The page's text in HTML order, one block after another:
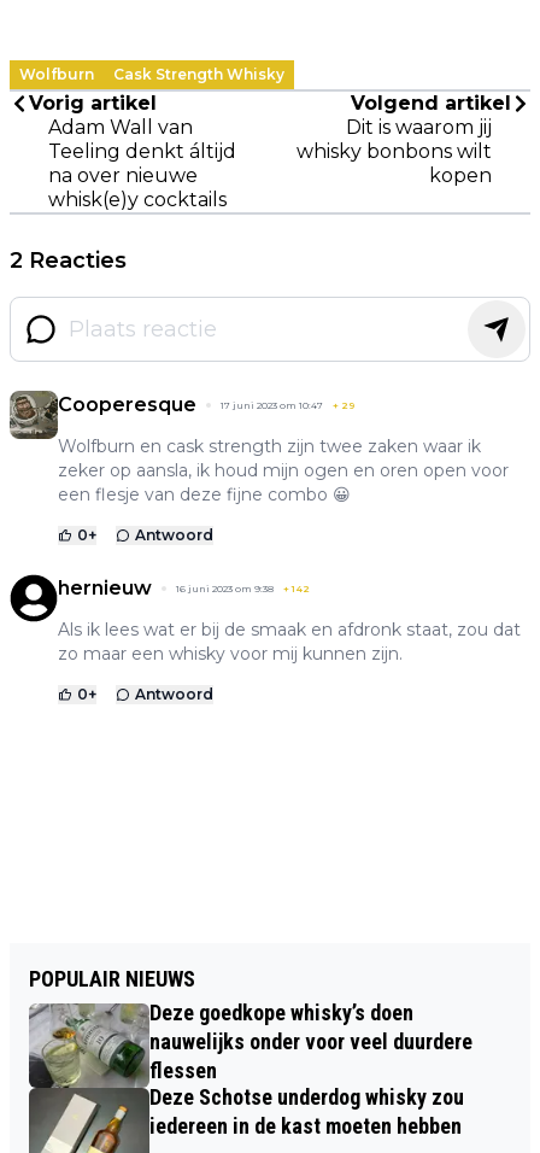
Wolfburn Cask Strength Whisky
Vorig artikel
Adam Wall van
Teeling denkt áltijd
na over nieuwe
whisk(e)y cocktails
Volgend artikel
Dit is waarom jij
whisky bonbons wilt
kopen
2 Reacties
Cooperesque 17 juni 2023 om 10:47 + 29
Wolfburn en cask strength zijn twee zaken waar ik
zeker op aansla, ik houd mijn ogen en oren open voor
een flesje van deze fijne combo 😀
0+ Antwoord
hernieuw 16 juni 2023 om 9:38 +142
Als ik lees wat er bij de smaak en afdronk staat, zou dat
zo maar een whisky voor mij kunnen zijn.
0+ Antwoord
POPULAIR NIEUWS
Deze goedkope whisky’s doen
nauwelijks onder voor veel duurdere
flessen
Deze Schotse underdog whisky zou
iedereen in de kast moeten hebben